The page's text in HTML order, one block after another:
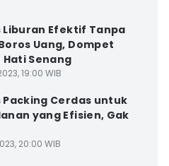
Liburan Efektif Tanpa
Uang, Dompet
Hati Senang
19:00 WIB
Packing Cerdas untuk
yang Efisien, Gak
20:00 WIB